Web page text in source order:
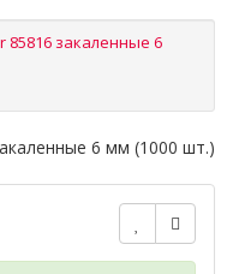
85816 закаленные 6